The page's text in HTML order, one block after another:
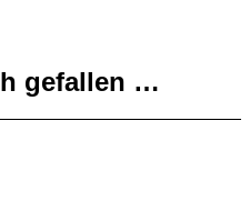
gefallen …